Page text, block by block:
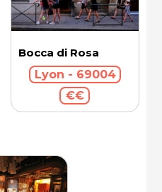
Bocca di Rosa
Lyon - 69004
€€